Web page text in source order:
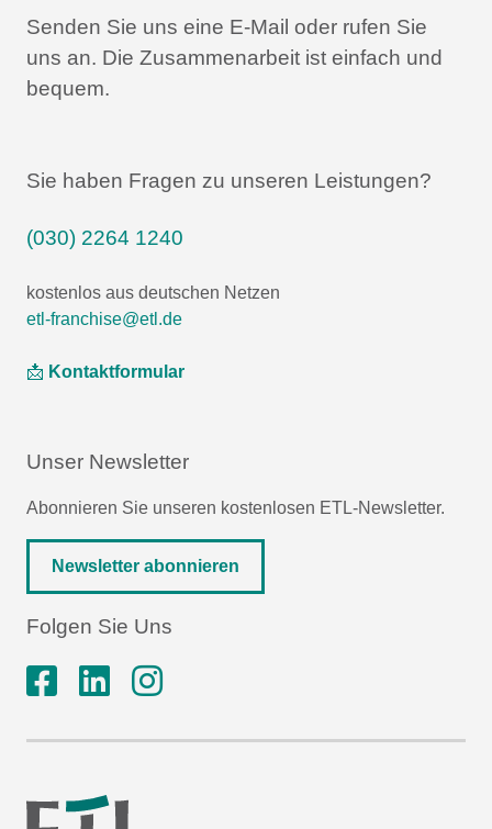
Senden Sie uns eine E-Mail oder rufen Sie
uns an. Die Zusammenarbeit ist einfach und
bequem.
Sie haben Fragen zu unseren Leistungen?
(030) 2264 1240
kostenlos aus deutschen Netzen
etl-franchise@etl.de
📩 Kontaktformular
Unser Newsletter
Abonnieren Sie unseren kostenlosen ETL-Newsletter.
Newsletter abonnieren
Folgen Sie Uns